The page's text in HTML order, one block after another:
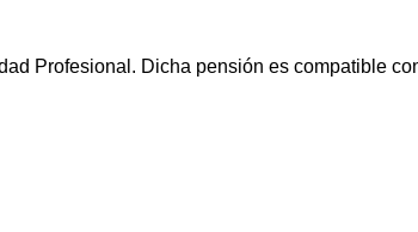
Profesional. Dicha pensión es compatible